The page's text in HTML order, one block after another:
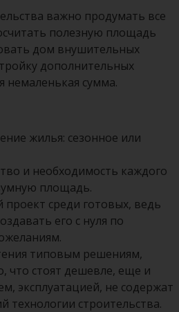
важно продумать все
полезную площадь
дом внушительных
дополнительных
немаленькая сумма.
жилья: сезонное или
и необходимость каждого
площадь.
среди готовых, ведь
его с нуля по
типовым решениям,
что стоят дешевле, еще и
эксплуатацией, не содержат
технологии строительства.